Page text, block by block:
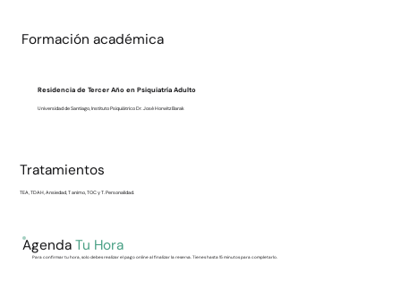
Formación académica
Residencia de Tercer Año en Psiquiatría Adulto
Universidad de Santiago, Instituto Psiquiátrico Dr. José Horwitz Barak
Tratamientos
TEA, TDAH, Ansiedad, T animo, TOC y T. Personalidad.
Agenda Tu Hora
Para confirmar tu hora, solo debes realizar el pago online al finalizar la reserva. Tienes hasta 15 minutos para completarlo.